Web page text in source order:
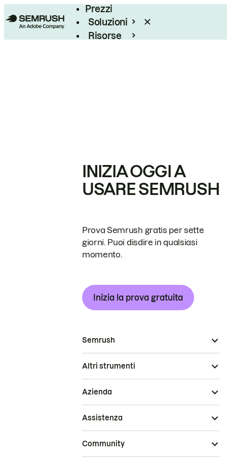
Prezzi
Soluzioni
Risorse
INIZIA OGGI A
USARE SEMRUSH
Prova Semrush gratis per sette
giorni. Puoi disdire in qualsiasi
momento.
Inizia la prova gratuita
Semrush
Altri strumenti
Azienda
Assistenza
Community